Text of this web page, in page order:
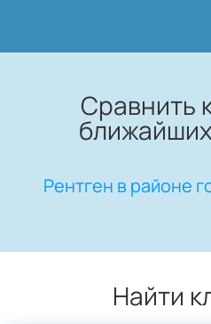
Сравнить
Рентген в районе
Найти